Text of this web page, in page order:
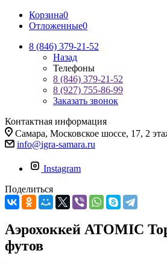
Корзина0
Отложенные0
8 (846) 379-21-52
Назад
Телефоны
8 (846) 379-21-52
8 (927) 755-86-99
Заказать звонок
Контактная информация
Самара, Московское шоссе, 17, 2
info@igra-samara.ru
Instagram
Поделиться
Аэрохоккей ATOMIC
футов